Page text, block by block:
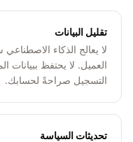
تقليل البيانات
لا يعالج الذكاء
العميل. لا يحتفظ ببيانات
التسجيل صراحةً لحسابك.
تحديثات السياسة